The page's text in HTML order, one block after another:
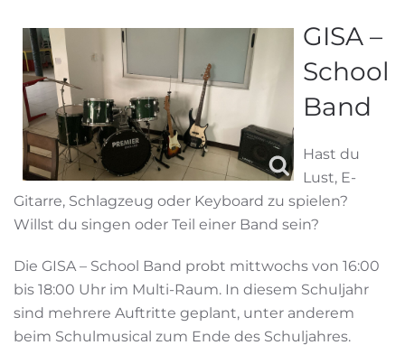
GISA –
School
Band
Hast du
Lust, E-
Gitarre, Schlagzeug oder Keyboard zu spielen?
Willst du singen oder Teil einer Band sein?
Die GISA – School Band probt mittwochs von 16:00
bis 18:00 Uhr im Multi-Raum. In diesem Schuljahr
sind mehrere Auftritte geplant, unter anderem
beim Schulmusical zum Ende des Schuljahres.